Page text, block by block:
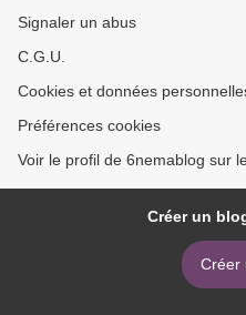
Signaler un abus
C.G.U.
Cookies et données
Préférences cookies
Voir le profil de 6nemablog sur
Créer un
Créer